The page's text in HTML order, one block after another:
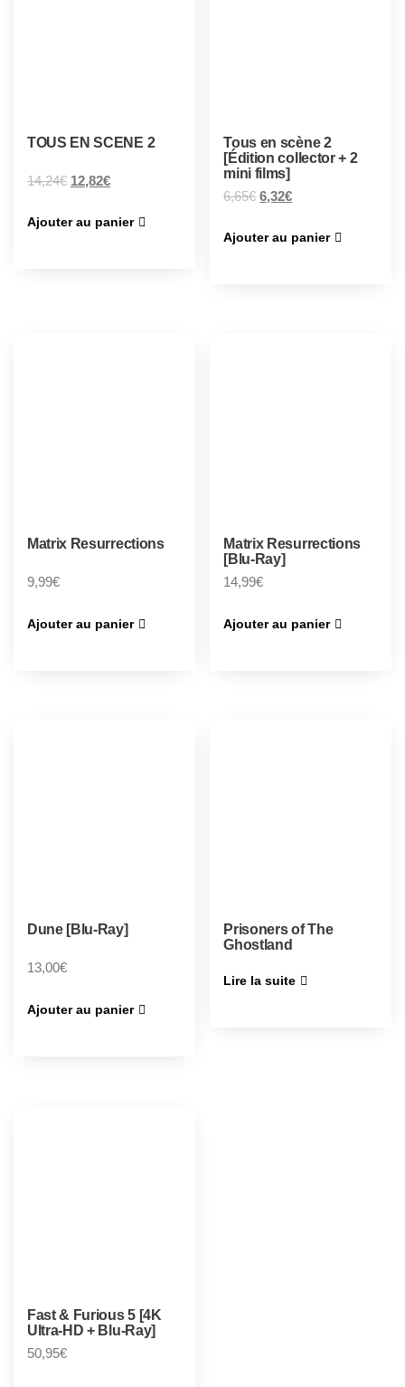
TOUS EN SCENE 2
14,24€ 12,82€
Ajouter au panier
Tous en scène 2
[Édition collector + 2
mini films]
6,65€ 6,32€
Ajouter au panier
Matrix Resurrections
9,99€
Ajouter au panier
Matrix Resurrections
[Blu-Ray]
14,99€
Ajouter au panier
Dune [Blu-Ray]
13,00€
Ajouter au panier
Prisoners of The
Ghostland
Lire la suite
Fast & Furious 5 [4K
Ultra-HD + Blu-Ray]
50,95€